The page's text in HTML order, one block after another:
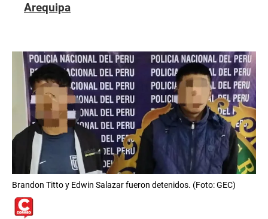
Arequipa
Brandon Titto y Edwin Salazar fueron detenidos. (Foto: GEC)